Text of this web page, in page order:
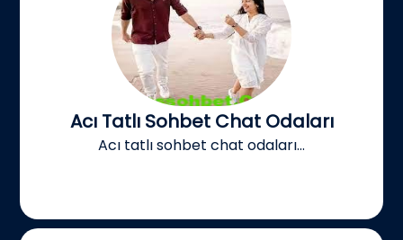
Acı Tatlı Sohbet Chat Odaları
Acı tatlı sohbet chat odaları...